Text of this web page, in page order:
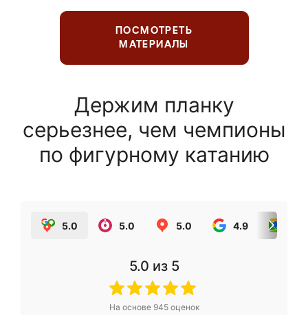
ПОСМОТРЕТЬ
МАТЕРИАЛЫ
Держим планку
серьезнее, чем чемпионы
по фигурному катанию
5.0 5.0 5.0 4.9
5.0 из 5
На основе 945оценок